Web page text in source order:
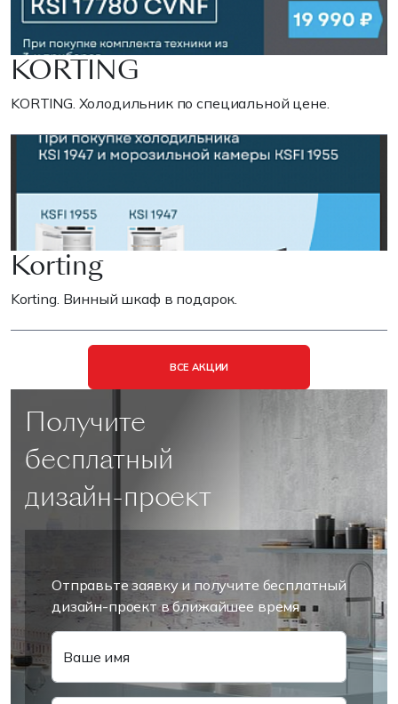
KORTING
KORTING. Холодильник по специальной цене.
Korting
Korting. Винный шкаф в подарок.
ВСЕ АКЦИИ
Получите
бесплатный
дизайн-проект
Отправьте заявку и получите бесплатный
дизайн-проект в ближайшее время
Ваше имя